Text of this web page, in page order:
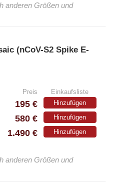
anderen Größen und
(nCoV-S2 Spike E-
Preis Einkaufsliste
195 € Hinzufügen
580 € Hinzufügen
1.490 € Hinzufügen
anderen Größen und